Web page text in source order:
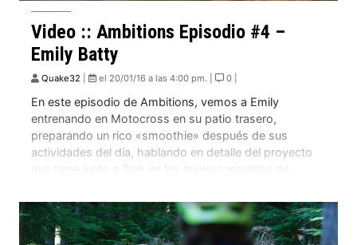
Video :: Ambitions Episodio #4 –
Emily Batty
Quake32 el 20/01/16 a las 4:00 pm. | 0 |
En este episodio de Ambitions, vemos a Emily
entrenando en Motocross en su patio trasero,
preparando un rico «smoothie» después de sus
actividades del día, hablando en detalle del proyecto
que tiene junto a Trek en los nuevos modelos de
veremos en sus series en el […]